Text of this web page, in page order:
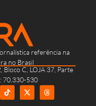
referência na
no Brasil
Bloco C, LOJA 37, Parte
70.330-530